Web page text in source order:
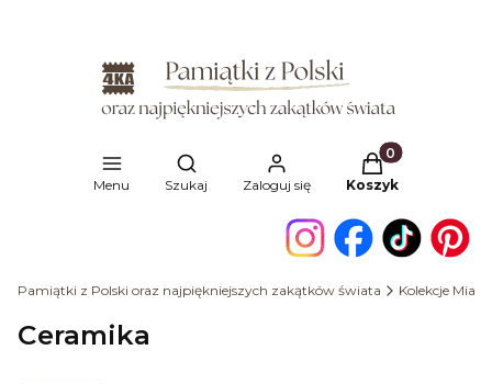
Menu
Otwórz wyszukiwarkę
Szukaj Zaloguj się
Produkty w
Koszyk
Pamiątki z Polski oraz najpiękniejszych zakątków świata Kolekcje
Ceramika